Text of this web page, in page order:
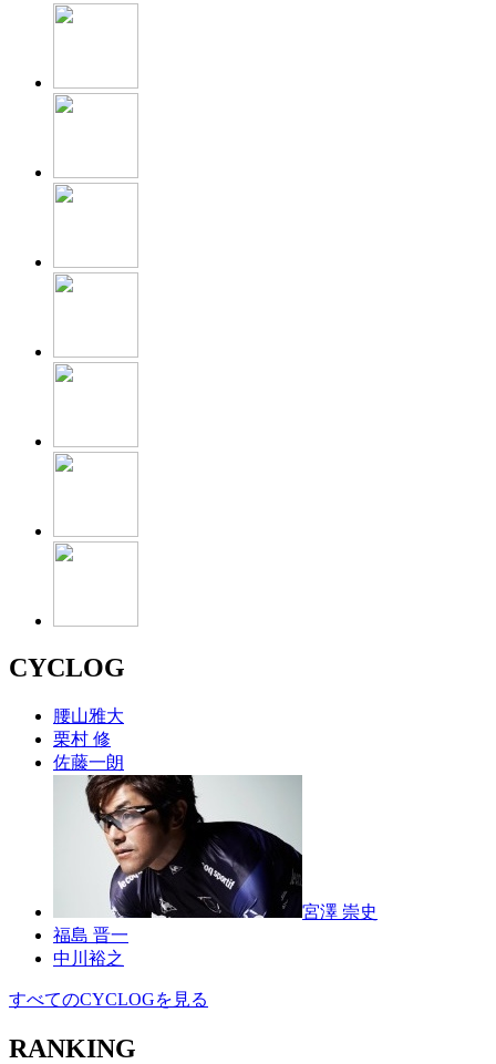
CYCLOG
腰山雅大
栗村 修
佐藤一朗
宮澤 崇史
福島 晋一
中川裕之
すべてのCYCLOGを見る
RANKING